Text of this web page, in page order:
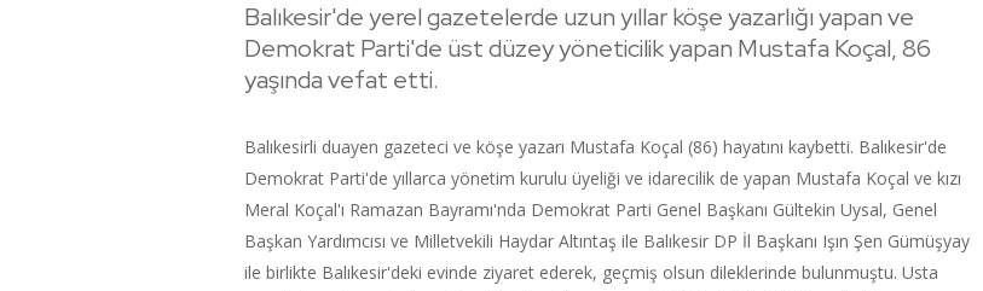
Balıkesir'de yerel gazetelerde uzun yıllar köşe yazarlığı yapan ve
Demokrat Parti'de üst düzey yöneticilik yapan Mustafa Koçal, 86
yaşında vefat etti.
Balıkesirli duayen gazeteci ve köşe yazarı Mustafa Koçal (86) hayatını kaybetti. Balıkesir'de
Demokrat Parti'de yıllarca yönetim kurulu üyeliği ve idarecilik de yapan Mustafa Koçal ve kızı
Meral Koçal'ı Ramazan Bayramı'nda Demokrat Parti Genel Başkanı Gültekin Uysal, Genel
Başkan Yardımcısı ve Milletvekili Haydar Altıntaş ile Balıkesir DP İl Başkanı Işın Şen Gümüşyay
ile birlikte Balıkesir'deki evinde ziyaret ederek, geçmiş olsun dileklerinde bulunmuştu. Usta